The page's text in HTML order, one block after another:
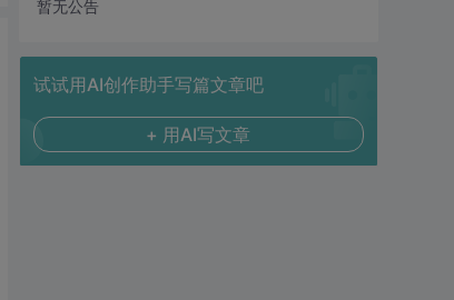
暂无公告
试试用AI创作助手写篇文章吧
+ 用AI写文章